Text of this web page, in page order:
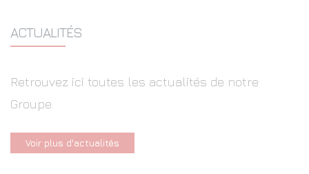
ACTUALITÉS
Retrouvez ici toutes les actualités de notre
Groupe.
Voir plus d'actualités